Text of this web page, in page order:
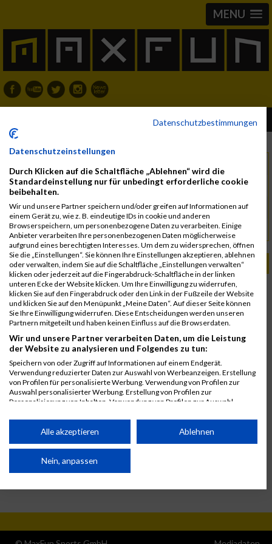
MENU
Spartan Estérel Saint Raphael 04.10.2025
Land Frankreich
Dirt / Action Run
URL race.spartan.com
PASSENDE VERANSTALTUNGEN
3. Oktober 2026
Spartan Estérel Saint Raphael
5. Oktober 2024
Spartan Estérel Saint Raphaël
Datenschutzbestimmungen
Datenschutzeinstellungen
Durch Klicken auf die Schaltfläche „Ablehnen“ wird die
Standardeinstellung nur für unbedingt erforderliche cookie
beibehalten.
Wir und unsere Partner speichern und/oder greifen auf Informationen auf
einem Gerät zu, wie z. B. eindeutige IDs in cookie und anderen
Browserspeichern, um personenbezogene Daten zu verarbeiten. Einige
Anbieter verarbeiten Ihre personenbezogenen Daten möglicherweise
aufgrund eines berechtigten Interesses. Um dem zu widersprechen, öffnen
Sie die „Einstellungen“. Sie können Ihre Einstellungen akzeptieren, ablehnen
oder verwalten, indem Sie auf die Schaltfläche „Einstellungen verwalten“
klicken oder jederzeit auf die Fingerabdruck-Schaltfläche in der linken
unteren Ecke der Website klicken. Um Ihre Einwilligung zu widerrufen,
klicken Sie auf den Fingerabdruck oder den Link in der Fußzeile der Website
und klicken Sie auf den Menüpunkt „Meine Daten“. Auf dieser Seite können
Sie Ihre Einwilligung widerrufen. Diese Entscheidungen werden unseren
Partnern mitgeteilt und haben keinen Einfluss auf die Browserdaten.
Wir und unsere Partner verarbeiten Daten, um die Leistung
der Website zu analysieren und Folgendes zu tun:
Speichern von oder Zugriff auf Informationen auf einem Endgerät.
Verwendung reduzierter Daten zur Auswahl von Werbeanzeigen. Erstellung
von Profilen für personalisierte Werbung. Verwendung von Profilen zur
Auswahl personalisierter Werbung. Erstellung von Profilen zur
Personalisierung von Inhalten. Verwendung von Profilen zur Auswahl
Performance von Inhalten. Analyse von Zielgruppen durch Statistiken oder
Kombinationen von Daten aus verschiedenen Quellen. Entwicklung und
von Inhalten.
Daten können außerhalb der Europäischen Union weitergegeben und in die
Partnerliste anzeigen (1 IAB-Anbieter)
Alle akzeptieren Ablehnen
Nein, anpassen